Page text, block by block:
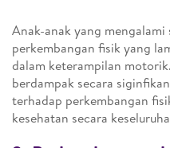
Anak-anak yang
perkembangan fisik yang
dalam keterampilan
berdampak secara
terhadap perkembangan
kesehatan secara